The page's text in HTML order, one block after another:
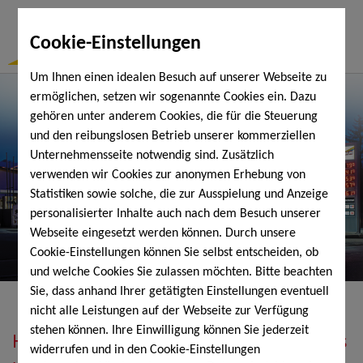
Cookie-Einstellungen
Um Ihnen einen idealen Besuch auf unserer Webseite zu
ermöglichen, setzen wir sogenannte Cookies ein. Dazu
gehören unter anderem Cookies, die für die Steuerung
und den reibungslosen Betrieb unserer kommerziellen
Unternehmensseite notwendig sind. Zusätzlich
verwenden wir Cookies zur anonymen Erhebung von
Statistiken sowie solche, die zur Ausspielung und Anzeige
personalisierter Inhalte auch nach dem Besuch unserer
Webseite eingesetzt werden können. Durch unsere
Cookie-Einstellungen können Sie selbst entscheiden, ob
und welche Cookies Sie zulassen möchten. Bitte beachten
Sie, dass anhand Ihrer getätigten Einstellungen eventuell
nicht alle Leistungen auf der Webseite zur Verfügung
stehen können. Ihre Einwilligung können Sie jederzeit
widerrufen und in den Cookie-Einstellungen
Heizöl, Diesel, Schmierstoffe, Holzpellets